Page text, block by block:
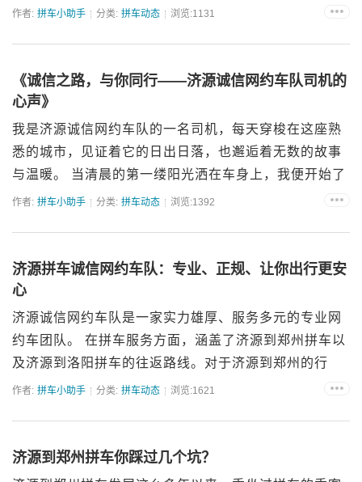
家做个讲解首先微信搜索框输入“济源诚信拼车”点击关
作者: 拼车小助手 分类: 拼车动态 浏览:1131
《诚信之路，与你同行——济源诚信网约车队司机的
心声》
我是济源诚信网约车队的一名司机，每天穿梭在这座熟
悉的城市，见证着它的日出日落，也邂逅着无数的故事
与温暖。 当清晨的第一缕阳光洒在车身上，我便开始了
一天的征程。我深知，自己手中的方向盘，不仅掌控着
作者: 拼车小助手 分类: 拼车动态 浏览:1392
济源拼车诚信网约车队：专业、正规、让你出行更安
心
济源诚信网约车队是一家实力雄厚、服务多元的专业网
约车团队。 在拼车服务方面，涵盖了济源到郑州拼车以
及济源到洛阳拼车的往返路线。对于济源到郑州的行
程，不仅为往返出行给予了坚实的保障，而且大力推行
作者: 拼车小助手 分类: 拼车动态 浏览:1621
济源到郑州拼车你踩过几个坑？